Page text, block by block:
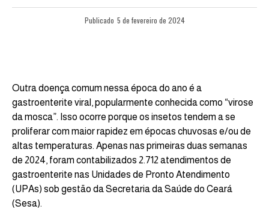
Publicado 5 de fevereiro de 2024
Outra doença comum nessa época do ano é a
gastroenterite viral, popularmente conhecida como “virose
da mosca”. Isso ocorre porque os insetos tendem a se
proliferar com maior rapidez em épocas chuvosas e/ou de
altas temperaturas. Apenas nas primeiras duas semanas
de 2024, foram contabilizados 2.712 atendimentos de
gastroenterite nas Unidades de Pronto Atendimento
(UPAs) sob gestão da Secretaria da Saúde do Ceará
(Sesa).